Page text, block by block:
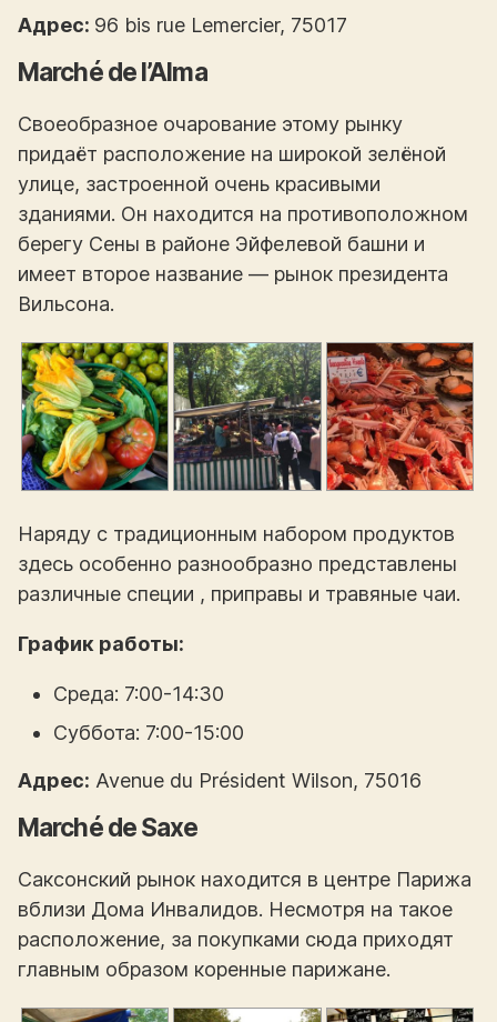
Адрес: 96 bis rue Lemercier, 75017
Marché de l’Alma
Своеобразное очарование этому рынку
придаёт расположение на широкой зелёной
улице, застроенной очень красивыми
зданиями. Он находится на противоположном
берегу Сены в районе Эйфелевой башни и
имеет второе название — рынок президента
Вильсона.
Наряду с традиционным набором продуктов
здесь особенно разнообразно представлены
различные специи , приправы и травяные чаи.
График работы:
Среда: 7:00-14:30
Суббота: 7:00-15:00
Адрес: Avenue du Président Wilson, 75016
Marché de Saxe
Саксонский рынок находится в центре Парижа
вблизи Дома Инвалидов. Несмотря на такое
расположение, за покупками сюда приходят
главным образом коренные парижане.